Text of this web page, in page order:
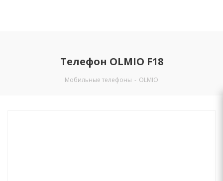
Телефон OLMIO F18
Мобильные телефоны - OLMIO